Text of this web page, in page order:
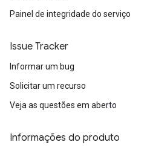
Painel de integridade do serviço
Issue Tracker
Informar um bug
Solicitar um recurso
Veja as questões em aberto
Informações do produto